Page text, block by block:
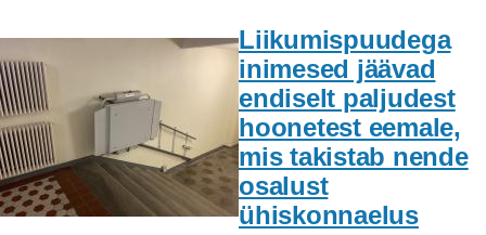
Liikumispuudega
inimesed jäävad
endiselt paljudest
hoonetest eemale,
mis takistab nende
osalust
ühiskonnaelus